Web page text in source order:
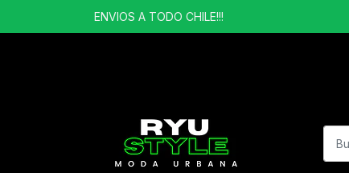
ENVIOS A TODO CHILE!!!